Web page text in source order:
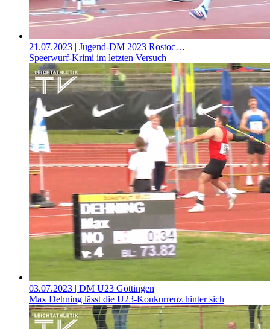
21.07.2023 | Jugend-DM 2023 Rostoc…
Speerwurf-Krimi im letzten Versuch
03.07.2023 | DM U23 Göttingen
Max Dehning lässt die U23-Konkurrenz hinter sich